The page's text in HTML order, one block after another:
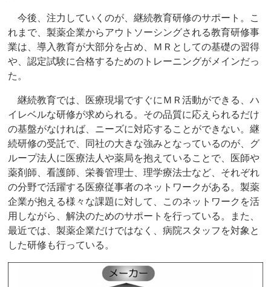
今後、注力していくのが、継続教育研修のサポート。こ
れまで、製薬企業からアウトソーシングされる教育研修事
業は、導入教育が大部分を占め、ＭＲとしての基礎の習得
や、認定試験に合格するためのトレーニングがメインだっ
た。
継続教育では、医療現場ですぐにＭＲ活動ができる、ハ
イレベルな研修が求められる。その品質に応えられるだけ
の基盤がなければ、ニーズに対応することができない。継
続研修の受託で、同社の大きな強みとなっているのが、グ
ループ法人に医療法人や薬局を抱えていることで、医師や
薬剤師、看護師、栄養管理士、理学療法士など、それぞれ
の分野で活躍する医療従事者のネットワークがある。製薬
企業が抱える様々な課題に対して、このネットワークを活
用しながら、解決のためのサポートを行っている。また、
最近では、製薬企業だけではなく、病院スタッフを対象と
した研修も行っている。